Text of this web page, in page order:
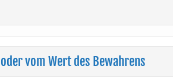
vom Wert des Bewahrens